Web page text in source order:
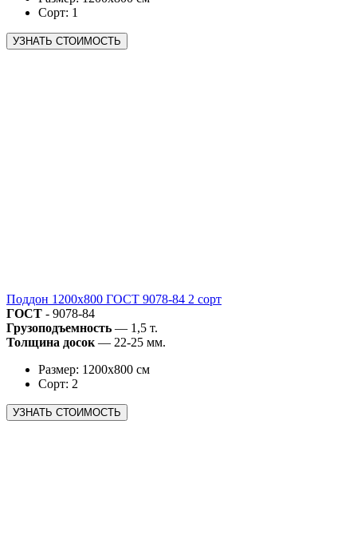
Сорт: 1
Поддон 1200х800 ГОСТ 9078-84 2 сорт
ГОСТ - 9078-84
Грузоподъемность — 1,5 т.
Толщина досок — 22-25 мм.
Размер: 1200х800 см
Сорт: 2